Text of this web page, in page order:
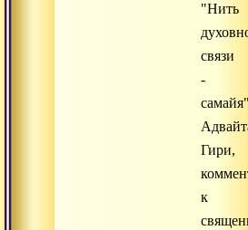
"Нить
связи
-
Гири,
к